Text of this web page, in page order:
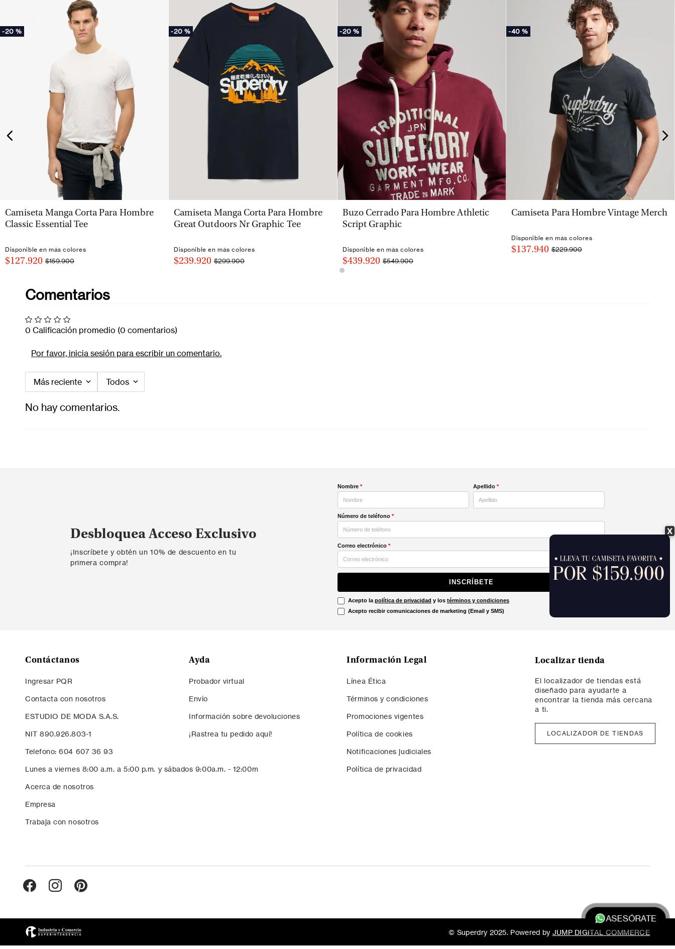
X
ASESÓRATE
-20 %
VISTA RÁPIDA
Camiseta Manga Corta Para Hombre
Classic Essential Tee
Disponible en más colores
$127.920 $159.900
-20 %
VISTA RÁPIDA
Camiseta Manga Corta Para Hombre
Great Outdoors Nr Graphic Tee
Disponible en más colores
$239.920 $299.900
-20 %
VISTA RÁPIDA
Buzo Cerrado Para Hombre Athletic
Script Graphic
Disponible en más colores
$439.920 $549.900
-40 %
VISTA RÁPIDA
Camiseta Para Hombre Vintage Merch
Disponible en más colores
$137.940 $229.900
Comentarios
0 Calificación promedio (0 comentarios)
Por favor, inicia sesión para escribir un comentario.
Más reciente Todos
No hay comentarios.
Desbloquea Acceso Exclusivo
¡Inscríbete y obtén un 10% de descuento en tu
primera compra!
Nombre * Apellido *
Número de teléfono *
Correo electrónico *
INSCRÍBETE
Acepto la política de privacidad y los términos y condiciones
Acepto recibir comunicaciones de marketing (Email y SMS)
Contáctanos
Ingresar PQR
Contacta con nosotros
ESTUDIO DE MODA S.A.S.
NIT 890.926.803-1
Telefono: 604 607 36 93
Lunes a viernes 8:00 a.m. a 5:00 p.m. y sábados 9:00a.m. - 12:00m
Acerca de nosotros
Empresa
Trabaja con nosotros
Ayda
Probador virtual
Envío
Información sobre devoluciones
¡Rastrea tu pedido aquí!
Información Legal
Línea Ética
Términos y condiciones
Promociones vigentes
Política de cookies
Notificaciones judiciales
Política de privacidad
Localizar tienda
El localizador de tiendas está
diseñado para ayudarte a
encontrar la tienda más cercana
a ti.
LOCALIZADOR DE TIENDAS
© Superdry 2025. Powered by JUMP DIGITAL COMMERCE